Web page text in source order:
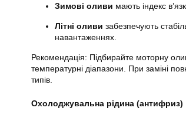
Зимові оливи мають індекс
Літні оливи забезпечують
навантаженнях.
Рекомендація: Підбирайте моторну
температурні діапазони. При заміні
типів.
Охолоджувальна рідина (антифриз)